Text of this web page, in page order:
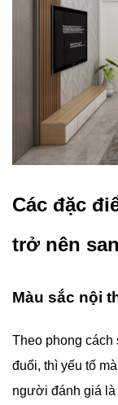
Các đặc
trở nên
Màu sắc nội
Theo phong cách
đuổi, thì yếu tố
người đánh giá là